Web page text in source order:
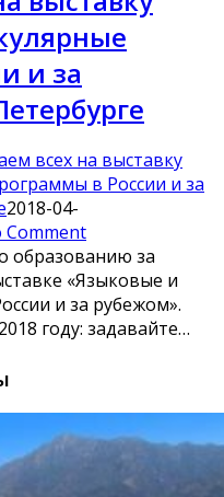
и за
всех на выставку
в России и за
2018-04-
Comment
образованию за
«Языковые и
и за рубежом».
году: задавайте…